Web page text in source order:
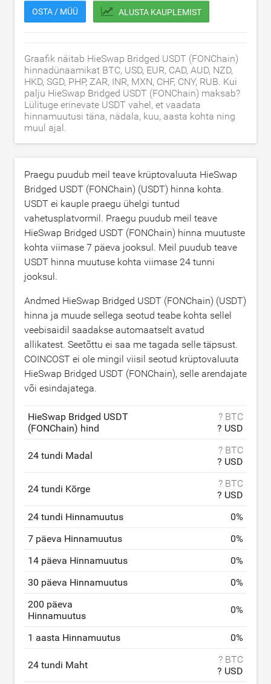
OSTA / MÜÜ ALUSTA KAUPLEMIST
Graafik näitab HieSwap Bridged USDT (FONChain)
hinnadünaamikat BTC, USD, EUR, CAD, AUD, NZD,
HKD, SGD, PHP, ZAR, INR, MXN, CHF, CNY, RUB. Kui
palju HieSwap Bridged USDT (FONChain) maksab?
Lülituge erinevate USDT vahel, et vaadata
hinnamuutusi täna, nädala, kuu, aasta kohta ning
muul ajal.
Praegu puudub meil teave krüptovaluuta HieSwap
Bridged USDT (FONChain) (USDT) hinna kohta.
USDT ei kauple praegu ühelgi tuntud
vahetusplatvormil. Praegu puudub meil teave
HieSwap Bridged USDT (FONChain) hinna muutuste
kohta viimase 7 päeva jooksul. Meil puudub teave
USDT hinna muutuse kohta viimase 24 tunni
jooksul.
Andmed HieSwap Bridged USDT (FONChain) (USDT)
hinna ja muude sellega seotud teabe kohta sellel
veebisaidil saadakse automaatselt avatud
allikatest. Seetõttu ei saa me tagada selle täpsust.
COINCOST ei ole mingil viisil seotud krüptovaluuta
HieSwap Bridged USDT (FONChain), selle arendajate
või esindajatega.
HieSwap Bridged USDT
(FONChain) hind
? BTC
? USD
24 tundi Madal
? BTC
? USD
24 tundi Kõrge
? BTC
? USD
24 tundi Hinnamuutus
0%
7 päeva Hinnamuutus
0%
14 päeva Hinnamuutus
0%
30 päeva Hinnamuutus
0%
200 päeva
Hinnamuutus
0%
1 aasta Hinnamuutus 0%
24 tundi Maht
? BTC
? USD